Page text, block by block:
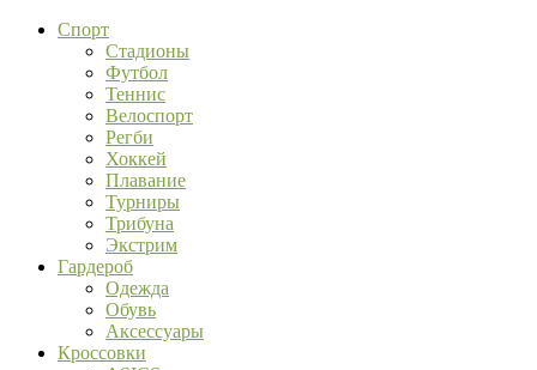
Спорт
Стадионы
Футбол
Теннис
Велоспорт
Регби
Хоккей
Плавание
Турниры
Трибуна
Экстрим
Гардероб
Одежда
Обувь
Аксессуары
Кроссовки